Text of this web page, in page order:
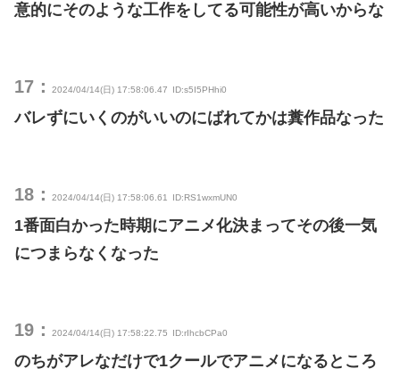
意的にそのような工作をしてる可能性が高いからな
17： 2024/04/14(日) 17:58:06.47 ID:s5I5PHhi0
バレずにいくのがいいのにばれてかは糞作品なった
18： 2024/04/14(日) 17:58:06.61 ID:RS1wxmUN0
1番面白かった時期にアニメ化決まってその後一気
につまらなくなった
19： 2024/04/14(日) 17:58:22.75 ID:rIhcbCPa0
のちがアレなだけで1クールでアニメになるところ